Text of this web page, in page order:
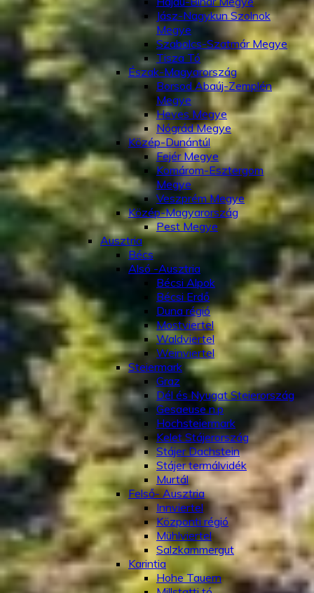
Jász-Nagykun Szolnok
Megye
Szabolcs-Szatmár Megye
Tisza Tó
Észak-Magyarország
Borsod Abaúj-Zemplén
Megye
Heves Megye
Nógrád Megye
Közép-Dunántúl
Fejér Megye
Komárom-Esztergom
Megye
Veszprém Megye
Közép-Magyarország
Pest Megye
Ausztria
Bécs
Alsó -Ausztria
Bécsi Alpok
Bécsi Erdő
Duna régió
Mostviertel
Waldviertel
Weinviertel
Steiermark
Graz
Dél és Nyugat Steierország
Gesaeuse n.p
Hochsteiermark
Kelet Stájerország
Stájer Dachstein
Stájer termálvidék
Murtál
Felső- Ausztria
Innviertel
Központi régió
Mühlviertel
Salzkammergut
Karintia
Hohe Tauern